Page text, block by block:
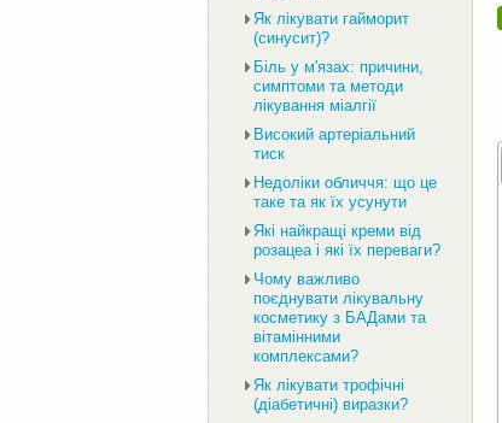
Як лікувати гайморит
(синусит)?
Біль у м'язах: причини,
симптоми та методи
лікування міалгії
Високий артеріальний
тиск
Недоліки обличчя: що це
таке та як їх усунути
Які найкращі креми від
розацеа і які їх переваги?
Чому важливо
поєднувати лікувальну
косметику з БАДами та
вітамінними
комплексами?
Як лікувати трофічні
(діабетичні) виразки?